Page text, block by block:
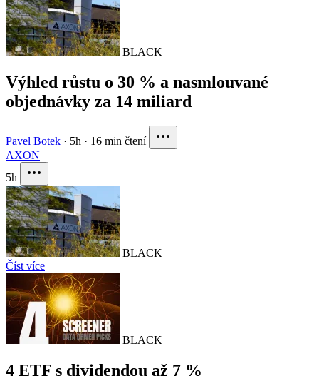
BLACK
Výhled růstu o 30 % a nasmlouvané
objednávky za 14 miliard
Pavel Botek · 5h · 16 min čtení
AXON
5h
BLACK
Číst více
BLACK
4 ETF s dividendou až 7 %